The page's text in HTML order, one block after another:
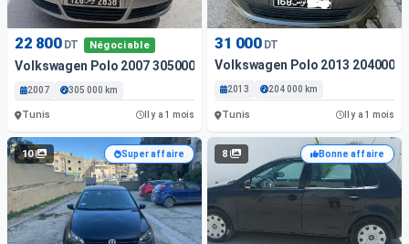
22 800 DT Négociable
Volkswagen Polo 2007 305000 Km
2007 305 000 km
Tunis Il y a 1 mois
31 000 DT
Volkswagen Polo 2013 204000
2013 204 000 km
Tunis Il y a 1 mois
10 Super affaire 8 Bonne affaire